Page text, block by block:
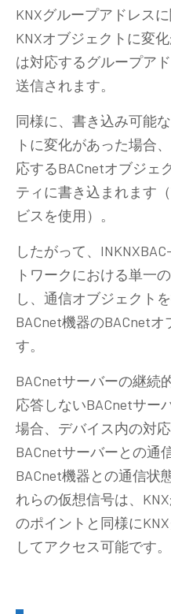
KNXグループアドレス
KNXオブジェクトに変
は対応するグループア
送信されます。
同様に、書き込み可能
トに変化があった場合
応するBACnetオブジェ
ティに書き込まれます
ビスを使用）。
したがって、
トワークにおける単一
し、通信オブジェクト
BACnet機器のBACnet
す。
BACnetサーバーの継続
応答しないBACnetサー
場合、デバイス内の対
BACnetサーバーとの通
BACnet機器との通信状
れらの仮想信号は、
のポイントと同様に
してアクセス可能です。